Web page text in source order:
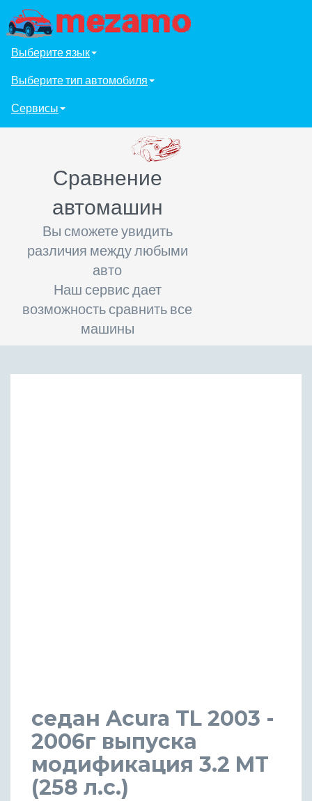
Выберите язык
Выберите тип автомобиля
Сервисы
Сравнение
автомашин
Вы сможете увидить
различия между любыми
авто
Наш сервис дает
возможность сравнить все
машины
седан Acura TL 2003 -
2006г выпуска
модификация 3.2 MT
(258 л.с.)